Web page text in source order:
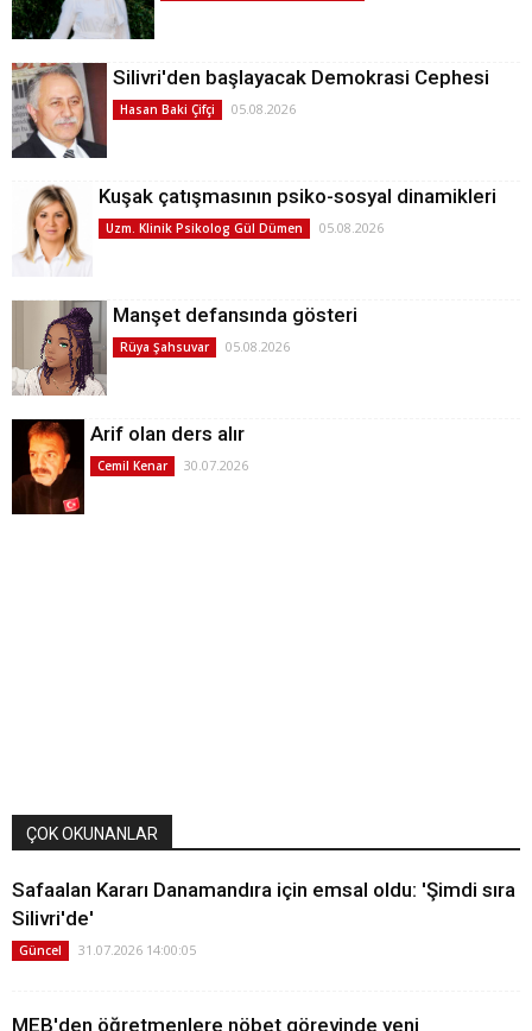
Silivri'den başlayacak Demokrasi Cephesi
Hasan Baki Çifçi 05.08.2026
Kuşak çatışmasının psiko-sosyal dinamikleri
Uzm. Klinik Psikolog Gül Dümen 05.08.2026
Manşet defansında gösteri
Rüya Şahsuvar 05.08.2026
Arif olan ders alır
Cemil Kenar 30.07.2026
ÇOK OKUNANLAR
Safaalan Kararı Danamandıra için emsal oldu: 'Şimdi sıra
Silivri'de'
Güncel 31.07.2026 14:00:05
MEB'den öğretmenlere nöbet görevinde yeni